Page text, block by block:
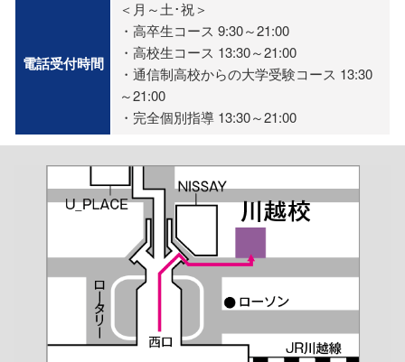
電話受付時間
＜月～土･祝＞
・高卒生コース 9:30～21:00
・高校生コース 13:30～21:00
・通信制高校からの大学受験コース 13:30
～21:00
・完全個別指導 13:30～21:00